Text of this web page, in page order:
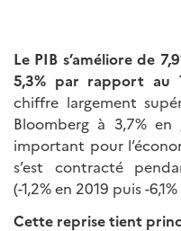
Le PIB s’améliore de
5,3% par rapport au
chiffre largement
Bloomberg à 3,7% en
important pour
s’est contracté
(-1,2% en 2019 puis -
Cette reprise tient